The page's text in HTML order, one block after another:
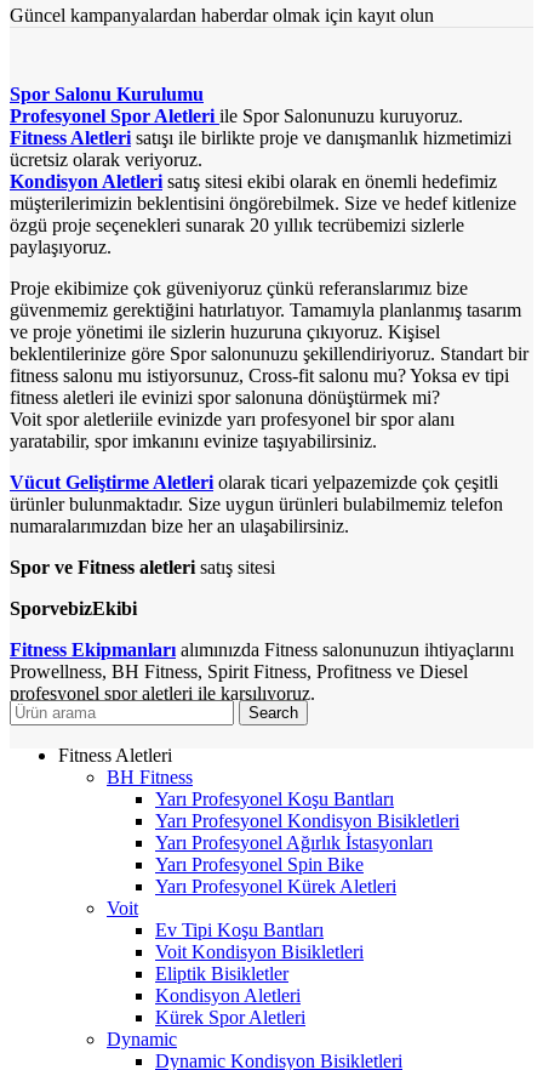
Güncel kampanyalardan haberdar olmak için kayıt olun
Spor Salonu Kurulumu
Profesyonel Spor Aletleri ile Spor Salonunuzu kuruyoruz.
Fitness Aletleri satışı ile birlikte proje ve danışmanlık hizmetimizi
ücretsiz olarak veriyoruz.
Kondisyon Aletleri satış sitesi ekibi olarak en önemli hedefimiz
müşterilerimizin beklentisini öngörebilmek. Size ve hedef kitlenize
özgü proje seçenekleri sunarak 20 yıllık tecrübemizi sizlerle
paylaşıyoruz.
Proje ekibimize çok güveniyoruz çünkü referanslarımız bize
güvenmemiz gerektiğini hatırlatıyor. Tamamıyla planlanmış tasarım
ve proje yönetimi ile sizlerin huzuruna çıkıyoruz. Kişisel
beklentilerinize göre Spor salonunuzu şekillendiriyoruz. Standart bir
fitness salonu mu istiyorsunuz, Cross-fit salonu mu? Yoksa ev tipi
fitness aletleri ile evinizi spor salonuna dönüştürmek mi?
Voit spor aletleriile evinizde yarı profesyonel bir spor alanı
yaratabilir, spor imkanını evinize taşıyabilirsiniz.
Vücut Geliştirme Aletleri olarak ticari yelpazemizde çok çeşitli
ürünler bulunmaktadır. Size uygun ürünleri bulabilmemiz telefon
numaralarımızdan bize her an ulaşabilirsiniz.
Spor ve Fitness aletleri satış sitesi
SporvebizEkibi
Fitness Ekipmanları alımınızda Fitness salonunuzun ihtiyaçlarını
Prowellness, BH Fitness, Spirit Fitness, Profitness ve Diesel
profesyonel spor aletleri ile karşılıyoruz.
Search
Fitness Aletleri
BH Fitness
Yarı Profesyonel Koşu Bantları
Yarı Profesyonel Kondisyon Bisikletleri
Yarı Profesyonel Ağırlık İstasyonları
Yarı Profesyonel Spin Bike
Yarı Profesyonel Kürek Aletleri
Voit
Ev Tipi Koşu Bantları
Voit Kondisyon Bisikletleri
Eliptik Bisikletler
Kondisyon Aletleri
Kürek Spor Aletleri
Dynamic
Dynamic Kondisyon Bisikletleri